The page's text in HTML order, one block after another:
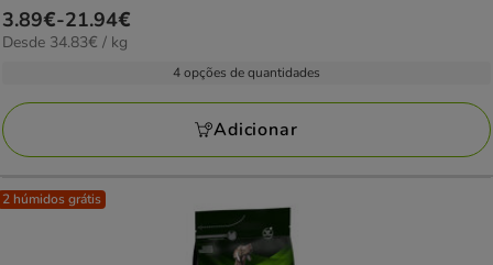
estrelas
com
avaliações
Preço
de
21.94€
3.89€-21.94€
34.83€
Desde 34.83€ / kg
4 opções de quantidades
Adicionar
2 húmidos grátis